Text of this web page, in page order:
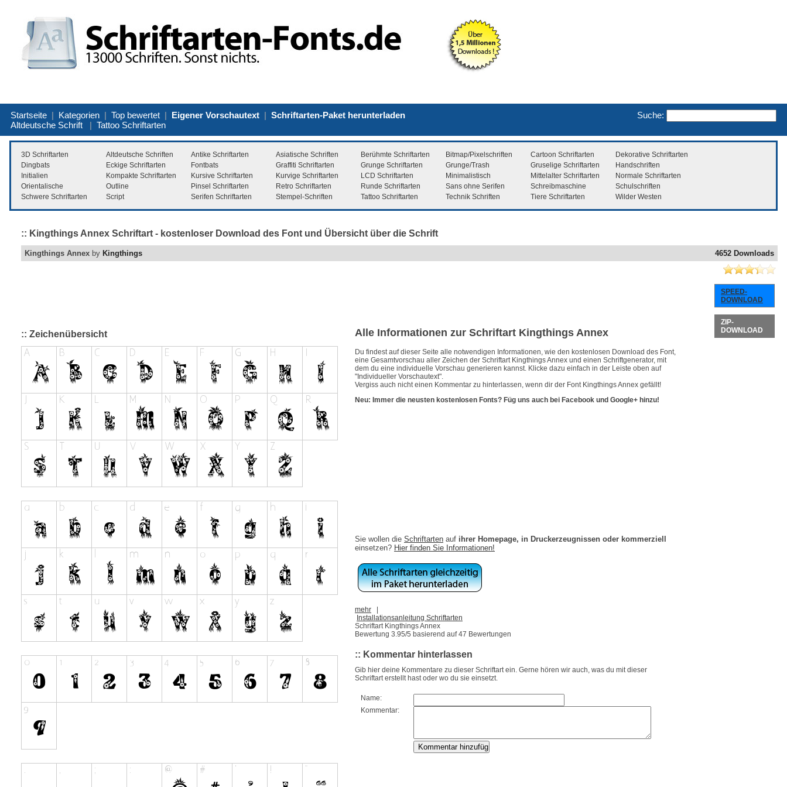
Suche:
Startseite | Kategorien | Top bewertet | Eigener Vorschautext | Schriftarten-Paket herunterladen
Altdeutsche Schrift | Tattoo Schriftarten
3D Schriftarten Altdeutsche Schriften Antike Schriftarten Asiatische Schriften Berühmte Schriftarten Bitmap/Pixelschriften Cartoon Schriftarten
Dekorative Schriftarten
Dingbats
Eckige Schriftarten Fontbats Graffiti Schriftarten Grunge Schriftarten Grunge/Trash Gruselige Schriftarten
Handschriften
Initialien
Kompakte Schriftarten Kursive Schriftarten Kurvige Schriftarten LCD Schriftarten Minimalistisch Mittelalter Schriftarten
Normale Schriftarten
Orientalische
Outline Pinsel Schriftarten Retro Schriftarten Runde Schriftarten Sans ohne Serifen Schreibmaschine
Schulschriften
Schwere Schriftarten
Script Serifen Schriftarten Stempel-Schriften Tattoo Schriftarten Technik Schriften Tiere Schriftarten Wilder Westen
:: Kingthings Annex Schriftart - kostenloser Download des Font und Übersicht über die Schrift
4652 Downloads
Kingthings Annex by Kingthings
SPEED-
DOWNLOAD
ZIP-
DOWNLOAD
:: Zeichenübersicht Alle Informationen zur Schriftart Kingthings Annex
Du findest auf dieser Seite alle notwendigen Informationen, wie den kostenlosen Download des Font,
eine Gesamtvorschau aller Zeichen der Schriftart Kingthings Annex und einen Schriftgenerator, mit
dem du eine individuelle Vorschau generieren kannst. Klicke dazu einfach in der Leiste oben auf
"Individueller Vorschautext".
Vergiss auch nicht einen Kommentar zu hinterlassen, wenn dir der Font Kingthings Annex gefällt!
Neu: Immer die neusten kostenlosen Fonts? Füg uns auch bei Facebook und Google+ hinzu!
Sie wollen die Schriftarten auf ihrer Homepage, in Druckerzeugnissen oder kommerziell
einsetzen? Hier finden Sie Informationen!
mehr
Installationsanleitung Schriftarten
Schriftart Kingthings Annex
Bewertung 3.95/5 basierend auf47 Bewertungen
:: Kommentar hinterlassen
Gib hier deine Kommentare zu dieser Schriftart ein. Gerne hören wir auch, was du mit dieser
Schriftart erstellt hast oder wo du sie einsetzt.
Name:
Kommentar: